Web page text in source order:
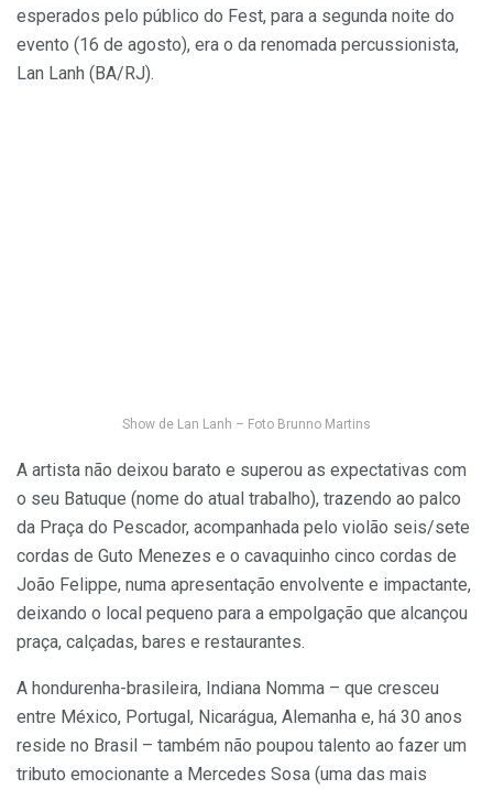
esperados pelo público do Fest, para a segunda noite do
evento (16 de agosto), era o da renomada percussionista,
Lan Lanh (BA/RJ).
Show de Lan Lanh – Foto Brunno Martins
A artista não deixou barato e superou as expectativas com
o seu Batuque (nome do atual trabalho), trazendo ao palco
da Praça do Pescador, acompanhada pelo violão seis/sete
cordas de Guto Menezes e o cavaquinho cinco cordas de
João Felippe, numa apresentação envolvente e impactante,
deixando o local pequeno para a empolgação que alcançou
praça, calçadas, bares e restaurantes.
A hondurenha-brasileira, Indiana Nomma – que cresceu
entre México, Portugal, Nicarágua, Alemanha e, há 30 anos
reside no Brasil – também não poupou talento ao fazer um
tributo emocionante a Mercedes Sosa (uma das mais